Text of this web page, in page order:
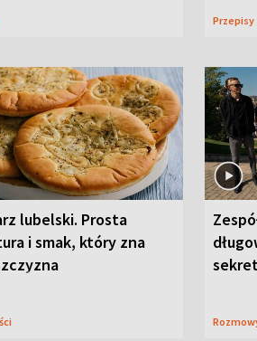
Przepisy
lubelski. Prosta
i smak, który zna